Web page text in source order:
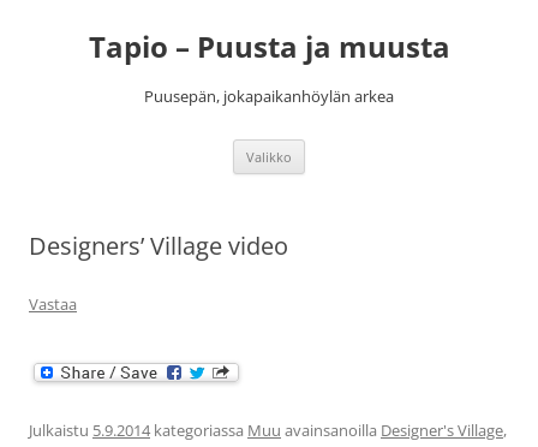
Tapio – Puusta ja muusta
Puusepän, jokapaikanhöylän arkea
Valikko
Designers’ Village video
Vastaa
Julkaistu 5.9.2014kategoriassa Muu avainsanoilla Designer's Village,